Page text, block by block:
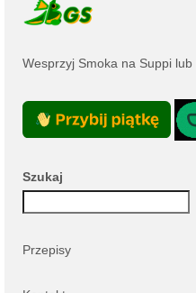
Wesprzyj Smoka na Suppi lub
Szukaj
Przepisy